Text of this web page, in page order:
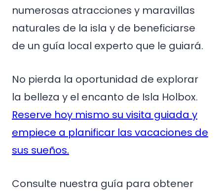
numerosas atracciones y maravillas
naturales de la isla y de beneficiarse
de un guía local experto que le guiará.
No pierda la oportunidad de explorar
la belleza y el encanto de Isla Holbox.
Reserve hoy mismo su visita guiada y
empiece a planificar las vacaciones de
sus sueños.
Consulte nuestra guía para obtener